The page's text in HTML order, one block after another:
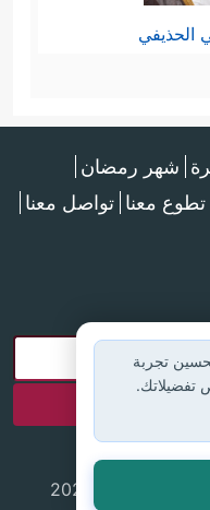
الحذيفي
شهر رمضان
تطوع معنا تواصل معنا
لاين © 2025
تجربة
تفضيلاتك.